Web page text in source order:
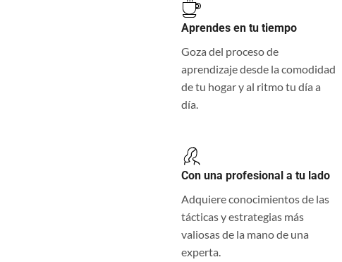
Aprendes en tu tiempo
Goza del proceso de
aprendizaje desde la comodidad
de tu hogar y al ritmo tu día a
día.
Con una profesional a tu lado
Adquiere conocimientos de las
tácticas y estrategias más
valiosas de la mano de una
experta.